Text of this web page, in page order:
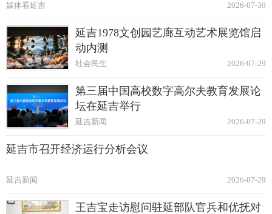
2026-07-30
媒体看延吉
延吉1978文创园艺廊互动艺术展览馆启
动内测
2026-07-29
社会民生
第三届中国高校数字高尔夫教育发展论
坛在延吉举行
2026-07-29
延吉新闻
延吉市召开经济运行分析会议
2026-07-29
延吉新闻
王吉宝走访慰问驻延部队官兵和优抚对